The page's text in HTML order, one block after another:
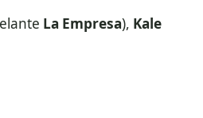
La Empresa), Kale